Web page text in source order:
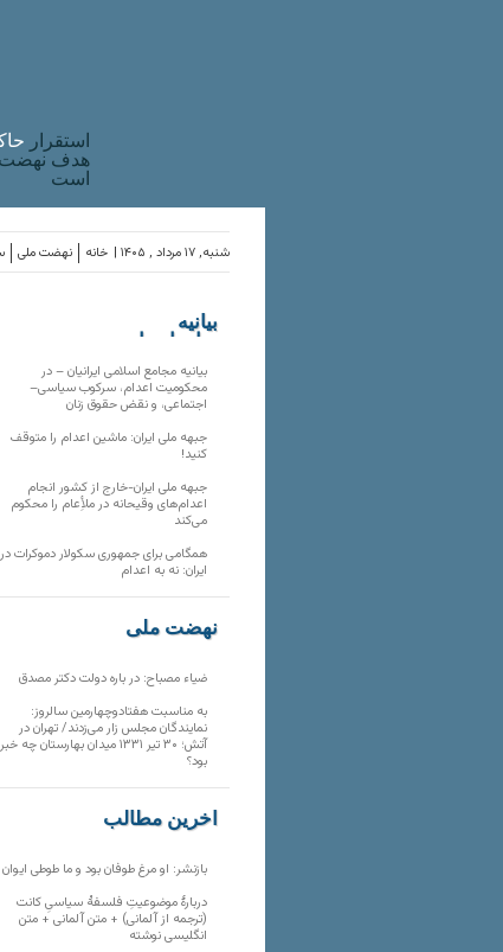
استقرار
هدف نهضت
است
نهضت ملی خانه شنبه, ۱۷ مرداد , ۱۴۰۵ |
بیانیه
سازمان‌های
بیانیه مجامع اسلامی ایرانیان – در
محکومیت اعدام، سرکوب سیاسی–
اجتماعی، و نقض حقوق زنان
جبهه ملی ایران: ماشین اعدام را متوقف
کنید!
جبهه ملی ایران-خارج از کشور انجام
اعدام‌های وقیحانه در ملأِعام را محکوم
می‌کند
همگامی برای جمهوری سکولار دموکرات در
ایران: نه به اعدام
نهضت ملی
ضیاء مصباح: در باره دولت دکتر مصدق
به مناسبت هفتادوچهارمین سالروز:
نمایندگان مجلس زار می‌زدند/ تهران در
آتش؛ ۳۰ تیر ۱۳۳۱ میدان بهارستان چه خبر
بود؟
آخرین مطالب
بازنشر: او مرغ طوفان بود و ما طوطی ایوان
دربارهٔ موضوعیتِ فلسفهٔ سیاسیِ کانت
(ترجمه از آلمانی) + متن آلمانی + متن
انگلیسی نوشته